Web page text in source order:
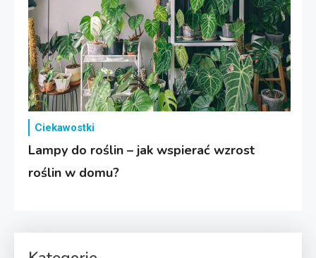
Ciekawostki
Lampy do roślin – jak wspierać wzrost
roślin w domu?